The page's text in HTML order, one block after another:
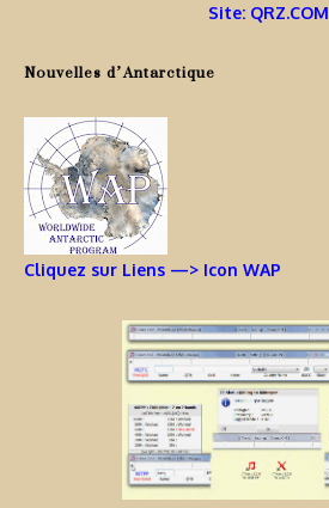
Site: QRZ.COM
Nouvelles d’Antarctique
Cliquez sur Liens —> Icon WAP